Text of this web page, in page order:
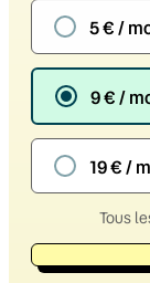
5 € /
9 € /
19 € /
Tous